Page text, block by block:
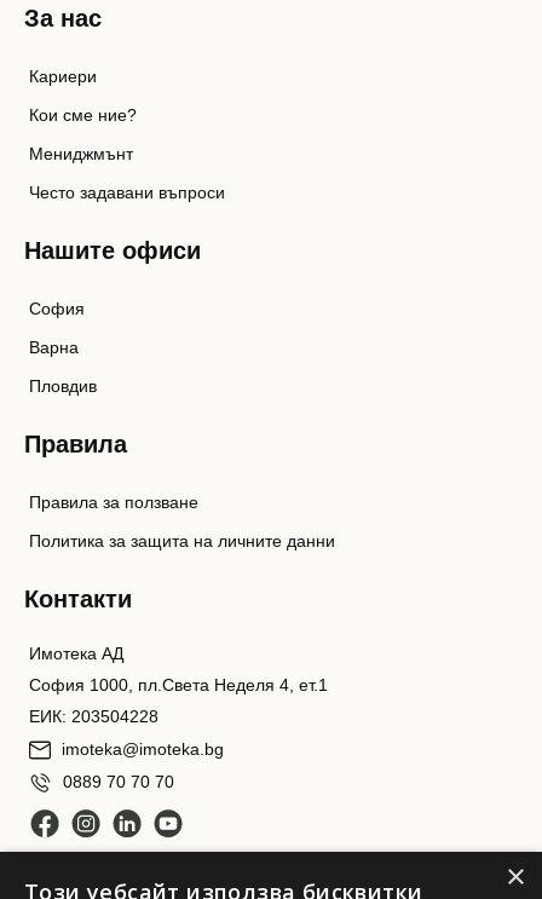
За нас
Кариери
Кои сме ние?
Мениджмънт
Често задавани въпроси
Нашите офиси
София
Варна
Пловдив
Правила
Правила за ползване
Политика за защита на личните данни
Контакти
Имотека АД
София 1000, пл.Света Неделя 4, ет.1
ЕИК: 203504228
imoteka@imoteka.bg
0889 70 70 70
×
Този уебсайт използва бисквитки